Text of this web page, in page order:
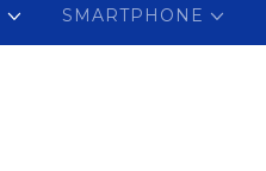
SMARTPHONE